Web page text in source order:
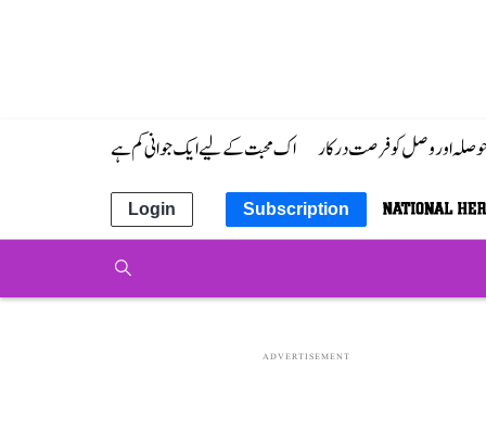
حوصلہ اور وصل کو فرصت درکار اک محبت کے لیے ایک جوانی کم ہے
Subscription
Login
ADVERTISEMENT